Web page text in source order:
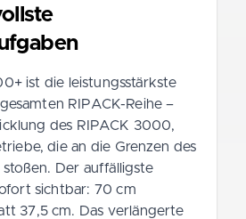
ist die leistungsstärkste
RIPACK-Reihe –
des RIPACK 3000,
die an die Grenzen des
Der auffälligste
sichtbar: 70 cm
37,5 cm. Das verlängerte